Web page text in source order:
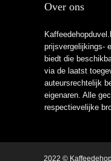
Over ons
prijsvergelijkings-
biedt die
via de laatst
auteursrechtelijk
eigenaren. Alle
respectievelijke
2022 ©